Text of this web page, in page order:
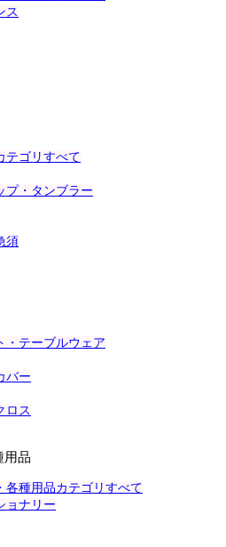
ス
テゴリすべて
プ・タンブラー
須
・テーブルウェア
バー
ロス
用品
各種用品カテゴリすべて
ョナリー